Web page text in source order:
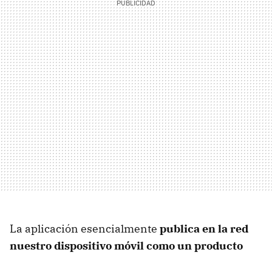
La aplicación esencialmente publica en la red
nuestro dispositivo móvil como un producto